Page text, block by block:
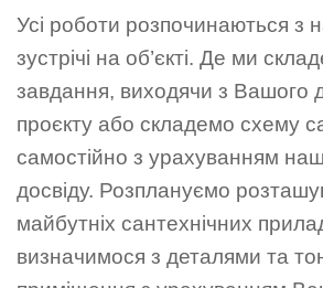
Усі роботи розпочинаються з
зустрічі на об’єкті. Де ми
завдання, виходячи з Вашого
проєкту або складемо схему
самостійно з урахуванням
досвіду. Розплануємо
майбутніх сантехнічних
визначимося з деталями та